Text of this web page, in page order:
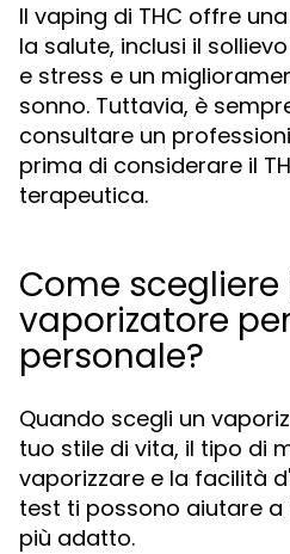
Il vaping di THC offre
la salute, inclusi il
e stress e un
sonno. Tuttavia, è
consultare un
prima di considerare il
terapeutica.
Come
vaporizatore
personale?
Quando scegli un
tuo stile di vita, il tipo di
vaporizzare e la facilità
test ti possono aiutare
più adatto.